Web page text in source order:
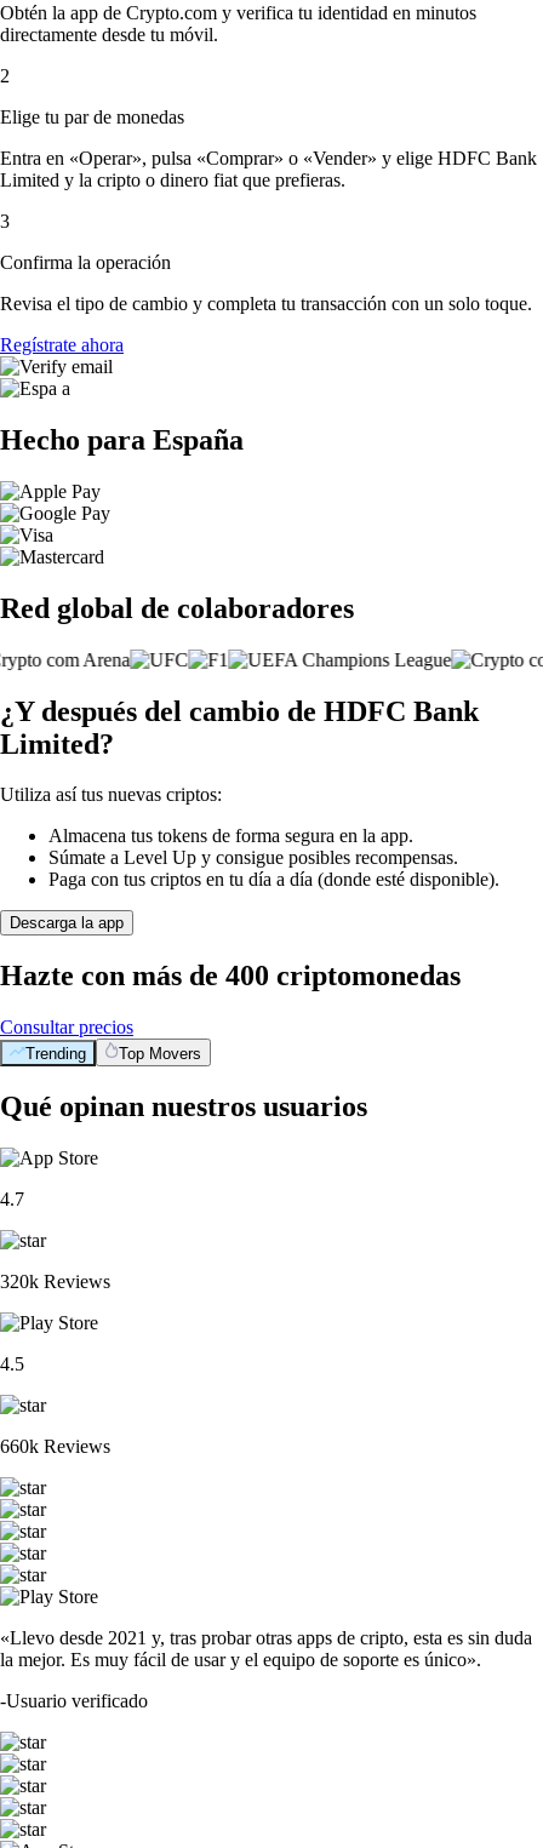
Obtén la app de Crypto.com y verifica tu identidad en minutos
directamente desde tu móvil.
2
Elige tu par de monedas
Entra en «Operar», pulsa «Comprar» o «Vender» y elige HDFC Bank
Limited y la cripto o dinero fiat que prefieras.
3
Confirma la operación
Revisa el tipo de cambio y completa tu transacción con un solo toque.
Regístrate ahora
Hecho para España
Red global de colaboradores
¿Y después del cambio de HDFC Bank
Limited?
Utiliza así tus nuevas criptos:
Almacena tus tokens de forma segura en la app.
Súmate a Level Up y consigue posibles recompensas.
Paga con tus criptos en tu día a día (donde esté disponible).
Descarga la app
Hazte con más de 400 criptomonedas
Consultar precios
Trending Top Movers
Qué opinan nuestros usuarios
4.7
320k Reviews
4.5
660k Reviews
«Llevo desde 2021 y, tras probar otras apps de cripto, esta es sin duda
la mejor. Es muy fácil de usar y el equipo de soporte es único».
-Usuario verificado